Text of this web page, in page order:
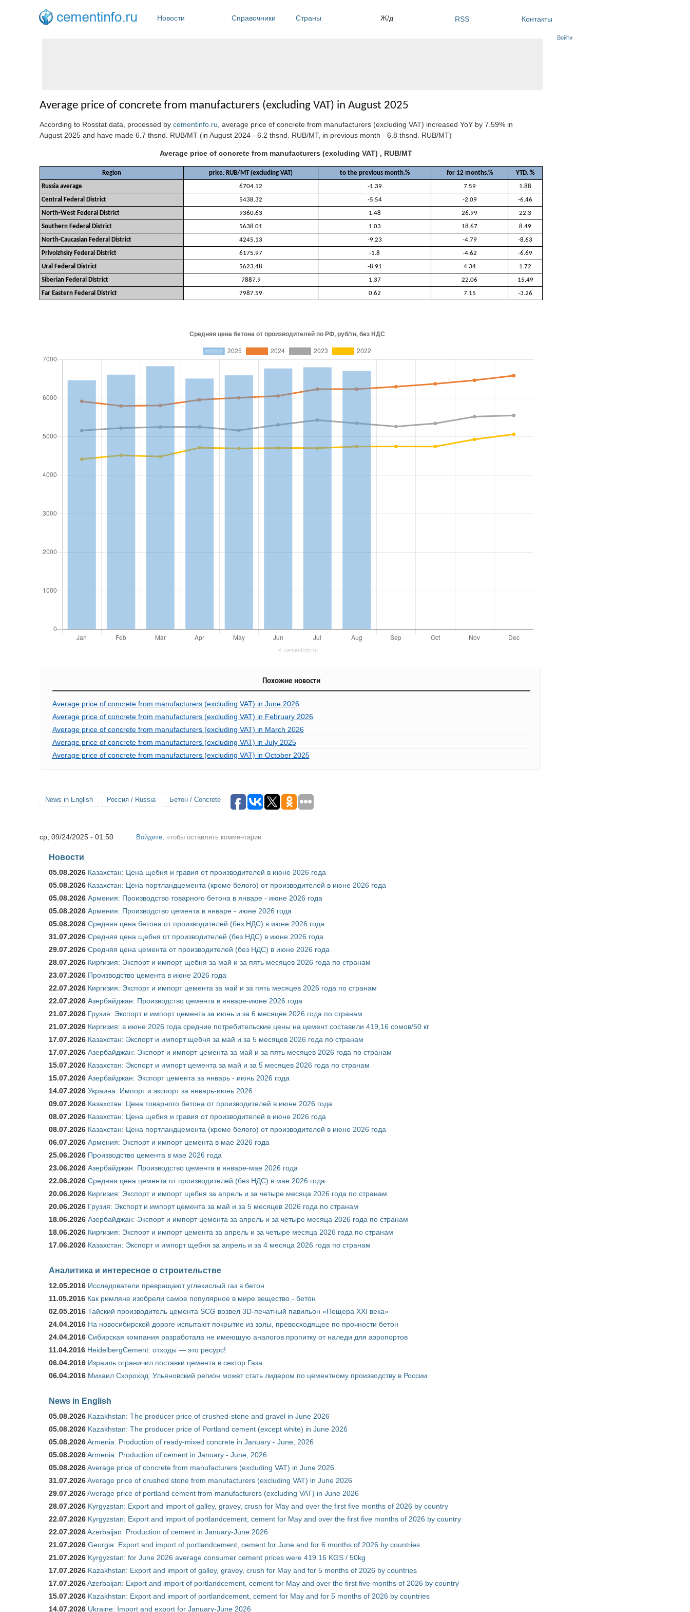
Новости
Справочники Страны Ж/д RSS Контакты
Average price of concrete from manufacturers (excluding VAT) in August 2025
According to Rosstat data, processed by cementinfo.ru , average price of concrete from manufacturers (excluding VAT) increased YoY by 7.59% in
August 2025 and have made 6.7 thsnd. RUB/MT (in August 2024 - 6.2 thsnd. RUB/MT, in previous month - 6.8 thsnd. RUB/MT)
Average price of concrete from manufacturers (excluding VAT) , RUB/MT
Region price. RUB/MT (excluding VAT) to the previous month.% for 12 months.%
YTD. %
Russia average
6704.12 -1.39 7.59
1.88
Central Federal District
5438.32 -5.54 -2.09
-6.46
North-West Federal District
9360.63 1.48 26.99
22.3
Southern Federal District
5638.01 1.03 18.67
8.49
North-Caucasian Federal District
4245.13 -9.23 -4.79
-8.63
Privolzhsky Federal District
6175.97 -1.8 -4.62
-6.69
Ural Federal District
5623.48 -8.91 4.34
1.72
Siberian Federal District
7887.9 1.37 22.06
15.49
Far Eastern Federal District
7987.59 0.62 7.15 -3.26
Похожие новости
Average price of concrete from manufacturers (excluding VAT) in June 2026
Average price of concrete from manufacturers (excluding VAT) in February 2026
Average price of concrete from manufacturers (excluding VAT) in March 2026
Average price of concrete from manufacturers (excluding VAT) in July 2025
Average price of concrete from manufacturers (excluding VAT) in October 2025
News in English Россия / Russia Бетон / Concrete
ср, 09/24/2025 - 01:50 Войдите , чтобы оставлять комментарии
Новости
05.08.2026 Казахстан: Цена щебня и гравия от производителей в июне 2026 года
05.08.2026 Казахстан: Цена портландцемента (кроме белого) от производителей в июне 2026 года
05.08.2026 Армения: Производство товарного бетона в январе - июне 2026 года
05.08.2026 Армения: Производство цемента в январе - июне 2026 года
05.08.2026 Средняя цена бетона от производителей (без НДС) в июне 2026 года
31.07.2026 Средняя цена щебня от производителей (без НДС) в июне 2026 года
29.07.2026 Средняя цена цемента от производителей (без НДС) в июне 2026 года
28.07.2026 Киргизия: Экспорт и импорт щебня за май и за пять месяцев 2026 года по странам
23.07.2026 Производство цемента в июне 2026 года
22.07.2026 Киргизия: Экспорт и импорт цемента за май и за пять месяцев 2026 года по странам
22.07.2026 Азербайджан: Производство цемента в январе-июне 2026 года
21.07.2026 Грузия: Экспорт и импорт цемента за июнь и за 6 месяцев 2026 года по странам
21.07.2026 Киргизия: в июне 2026 года средние потребительские цены на цемент составили 419,16 сомов/50 кг
17.07.2026 Казахстан: Экспорт и импорт щебня за май и за 5 месяцев 2026 года по странам
17.07.2026 Азербайджан: Экспорт и импорт цемента за май и за пять месяцев 2026 года по странам
15.07.2026 Казахстан: Экспорт и импорт цемента за май и за 5 месяцев 2026 года по странам
15.07.2026 Азербайджан: Экспорт цемента за январь - июнь 2026 года
14.07.2026 Украина: Импорт и экспорт за январь-июнь 2026
09.07.2026 Казахстан: Цена товарного бетона от производителей в июне 2026 года
08.07.2026 Казахстан: Цена щебня и гравия от производителей в июне 2026 года
08.07.2026 Казахстан: Цена портландцемента (кроме белого) от производителей в июне 2026 года
06.07.2026 Армения: Экспорт и импорт цемента в мае 2026 года
25.06.2026 Производство цемента в мае 2026 года
23.06.2026 Азербайджан: Производство цемента в январе-мае 2026 года
22.06.2026 Средняя цена цемента от производителей (без НДС) в мае 2026 года
20.06.2026 Киргизия: Экспорт и импорт щебня за апрель и за четыре месяца 2026 года по странам
20.06.2026 Грузия: Экспорт и импорт цемента за май и за 5 месяцев 2026 года по странам
18.06.2026 Азербайджан: Экспорт и импорт цемента за апрель и за четыре месяца 2026 года по странам
18.06.2026 Киргизия: Экспорт и импорт цемента за апрель и за четыре месяца 2026 года по странам
17.06.2026 Казахстан: Экспорт и импорт щебня за апрель и за 4 месяца 2026 года по странам
Аналитика и интересное о строительстве
12.05.2016 Исследователи превращают углекислый газ в бетон
11.05.2016 Как римляне изобрели самое популярное в мире вещество - бетон
02.05.2016 Тайский производитель цемента SCG возвел 3D-печатный павильон «Пещера XXI века»
24.04.2016 На новосибирской дороге испытают покрытие из золы, превосходящее по прочности бетон
24.04.2016 Сибирская компания разработала не имеющую аналогов пропитку от наледи для аэропортов
11.04.2016 HeidelbergCement: отходы — это ресурс!
06.04.2016 Израиль ограничил поставки цемента в сектор Газа
06.04.2016 Михаил Скороход: Ульяновский регион может стать лидером по цементному производству в России
News in English
05.08.2026 Kazakhstan: The producer price of crushed-stone and gravel in June 2026
05.08.2026 Kazakhstan: The producer price of Portland cement (except white) in June 2026
05.08.2026Armenia: Production of ready-mixed concrete in January - June, 2026
05.08.2026Armenia: Production of cement in January - June, 2026
05.08.2026Average price of concrete from manufacturers (excluding VAT) in June 2026
31.07.2026Average price of crushed stone from manufacturers (excluding VAT) in June 2026
29.07.2026Average price of portland cement from manufacturers (excluding VAT) in June 2026
28.07.2026 Kyrgyzstan: Export and import of galley, gravey, crush for May and over the first five months of 2026 by country
22.07.2026 Kyrgyzstan: Export and import of portlandcement, cement for May and over the first five months of 2026 by country
22.07.2026Azerbaijan: Production of cement in January-June 2026
21.07.2026 Georgia: Export and import of portlandcement, cement for June and for 6 months of 2026 by countries
21.07.2026 Kyrgyzstan: for June 2026 average consumer cement prices were 419.16 KGS / 50kg
17.07.2026 Kazakhstan: Export and import of galley, gravey, crush for May and for 5 months of 2026 by countries
17.07.2026Azerbaijan: Export and import of portlandcement, cement for May and over the first five months of 2026 by country
15.07.2026 Kazakhstan: Export and import of portlandcement, cement for May and for 5 months of 2026 by countries
14.07.2026 Ukraine: Import and export for January-June 2026
Войти